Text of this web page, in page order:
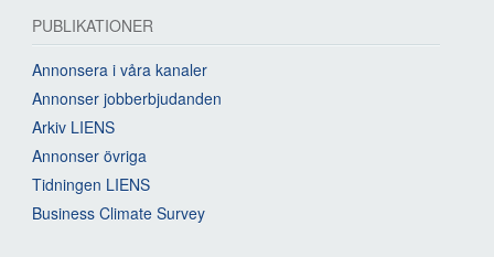
PUBLIKATIONER
Annonsera i våra kanaler
Annonser jobberbjudanden
Arkiv LIENS
Annonser övriga
Tidningen LIENS
Business Climate Survey